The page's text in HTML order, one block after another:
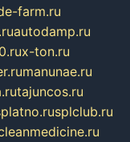
farm.ru
autodamp.ru
x-ton.ru
manunae.ru
tajuncos.ru
splclub.ru